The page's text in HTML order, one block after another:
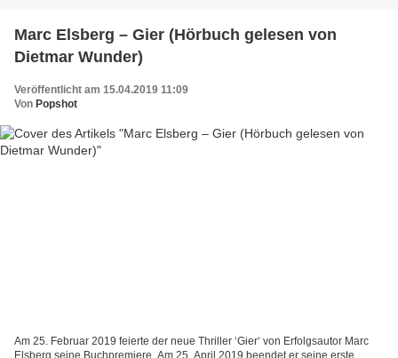
Marc Elsberg – Gier (Hörbuch gelesen von
Dietmar Wunder)
Veröffentlicht am 15.04.2019 11:09
Von Popshot
Am 25. Februar 2019 feierte der neue Thriller ‘Gier‘ von Erfolgsautor Marc
Elsberg seine Buchpremiere. Am 25. April 2019 beendet er seine erste